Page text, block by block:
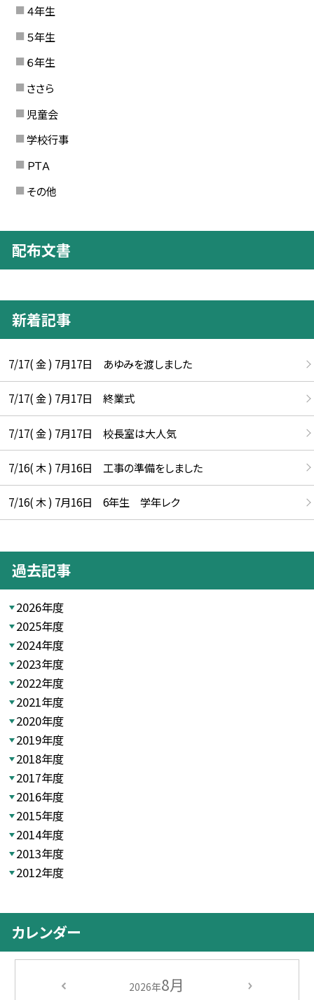
４年生
５年生
６年生
ささら
児童会
学校行事
ＰＴＡ
その他
配布文書
新着記事
7/17( 金 ) 7月17日 あゆみを渡しました
7/17( 金 ) 7月17日 終業式
7/17( 金 ) 7月17日 校長室は大人気
7/16( 木 ) 7月16日 工事の準備をしました
7/16( 木 ) 7月16日 6年生 学年レク
過去記事
2026年度
2025年度
2024年度
2023年度
2022年度
2021年度
2020年度
2019年度
2018年度
2017年度
2016年度
2015年度
2014年度
2013年度
2012年度
カレンダー
2026年8月